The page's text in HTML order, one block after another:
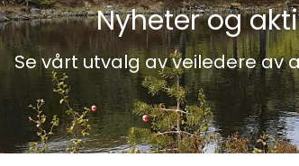
Nyheter og
Se vårt utvalg av veiledere av